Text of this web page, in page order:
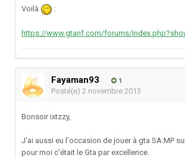
Voilà :
https://www.gtanf.com/forums/
Fayaman93 1
Posté(e) 2 novembre 2013
Bonsoir ixtzzy,
J'ai aussi eu l'occasion de jouer à gta SA:MP
pour moi c'était le Gta par excellence.